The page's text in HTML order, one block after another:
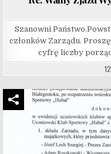
Szanowni
członków Zarządu.
cyfrę liczby